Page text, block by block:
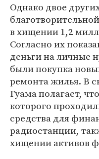
Однако двое
в хищении 1,2
Согласно их
деньги на личные
были покупка
ремонта жилья. В
Гуама полагает,
которого
средства для
радиостанции,
хищении активов